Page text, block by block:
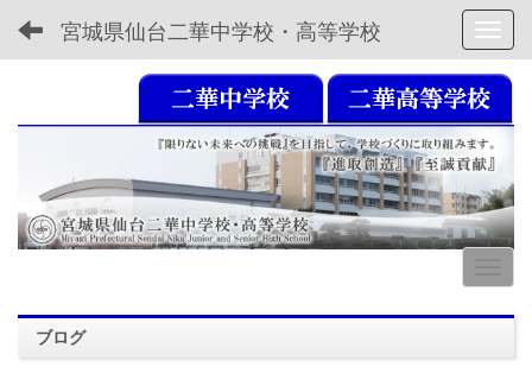
宮城県仙台二華中学校・高等学校
ブログ